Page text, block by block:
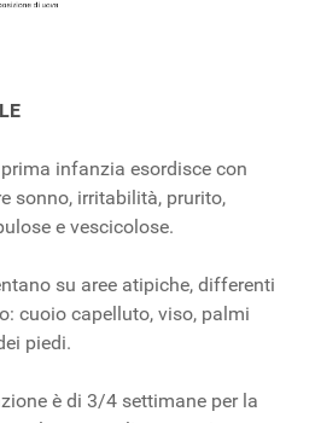
infanzia esordisce con
sonno, irritabilità, prurito,
e vescicolose.
su aree atipiche, differenti
cuoio capelluto, viso, palmi
piedi.
è di 3/4 settimane per la